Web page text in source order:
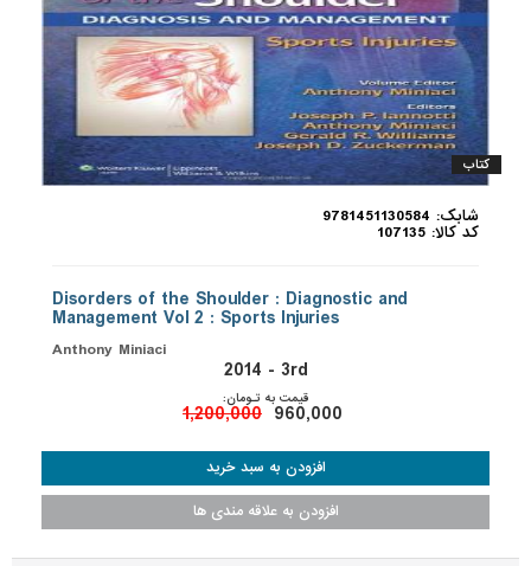
کتاب
شابک: 9781451130584
کد کالا: 107135
Disorders of the Shoulder : Diagnostic and
Management Vol 2 : Sports Injuries
Anthony Miniaci
2014 - 3rd
قیمت به تـومان:
960,000
1,200,000